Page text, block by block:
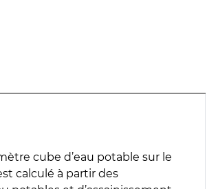
cube d’eau potable sur le
calculé à partir des